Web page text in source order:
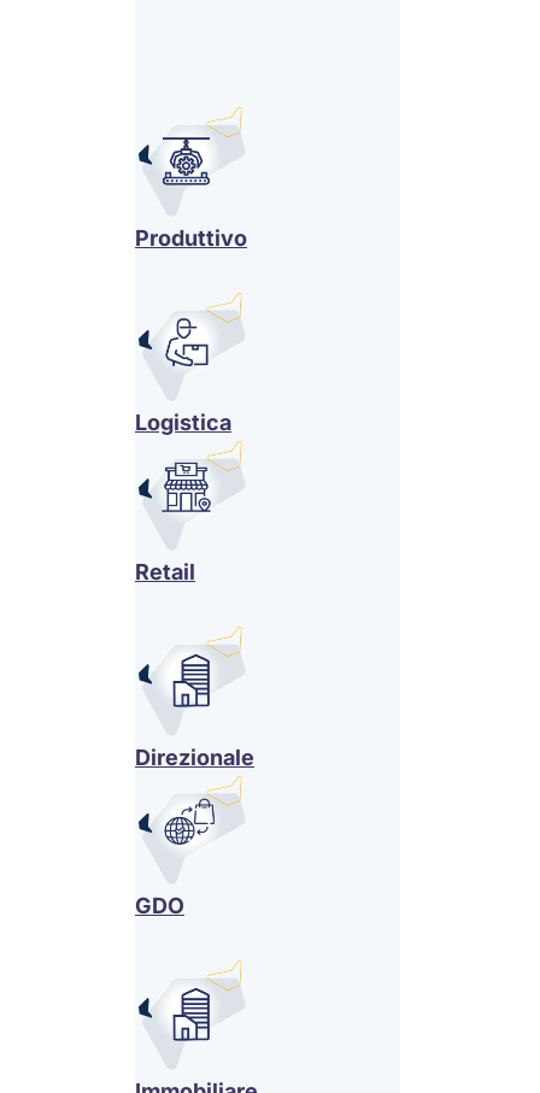
Produttivo
Logistica
Retail
Direzionale
GDO